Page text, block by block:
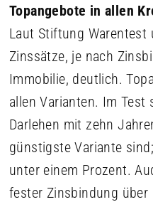
Topangebote in allen
Laut Stiftung
Zinssätze, je nach
Immobilie, deutlich.
allen Varianten. Im
Darlehen mit zehn
günstigste Variante
unter einem Prozent.
fester Zinsbindung über